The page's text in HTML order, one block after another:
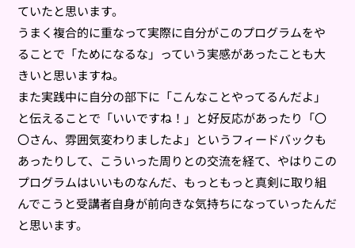
ていたと思います。
うまく複合的に重なって実際に自分がこのプログラムをや
ることで「ためになるな」っていう実感があったことも大
きいと思いますね。
また実践中に自分の部下に「こんなことやってるんだよ」
と伝えることで「いいですね！」と好反応があったり「〇
〇さん、雰囲気変わりましたよ」というフィードバックも
あったりして、こういった周りとの交流を経て、やはりこの
プログラムはいいものなんだ、もっともっと真剣に取り組
んでこうと受講者自身が前向きな気持ちになっていったんだ
と思います。